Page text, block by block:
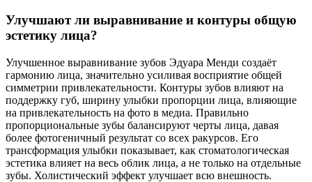
Улучшают ли выравнивание и контуры общую
эстетику лица?
Улучшенное выравнивание зубов Эдуара Менди создаёт
гармонию лица, значительно усиливая восприятие общей
симметрии привлекательности. Контуры зубов влияют на
поддержку губ, ширину улыбки пропорции лица, влияющие
на привлекательность на фото в медиа. Правильно
пропорциональные зубы балансируют черты лица, давая
более фотогеничный результат со всех ракурсов. Его
трансформация улыбки показывает, как стоматологическая
эстетика влияет на весь облик лица, а не только на отдельные
зубы. Холистический эффект улучшает всю внешность.